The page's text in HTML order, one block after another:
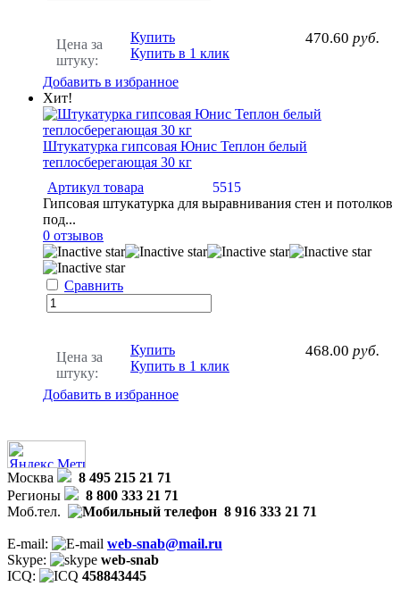
Цена за
штуку:
470.60 руб.
Купить
Купить в 1 клик
Добавить в избранное
Хит!
Штукатурка гипсовая Юнис Теплон белый
теплосберегающая 30 кг
Артикул товара
5515
Гипсовая штукатурка для выравнивания стен и потолков
под...
0 отзывов
Сравнить
Цена за
штуку:
468.00 руб.
Купить
Купить в 1 клик
Добавить в избранное
Москва
8 495 215 21 71
Регионы
8 800 333 21 71
Моб.тел.
8 916 333 21 71
E-mail:
web-snab@mail.ru
Skype:
web-snab
ICQ:
458843445